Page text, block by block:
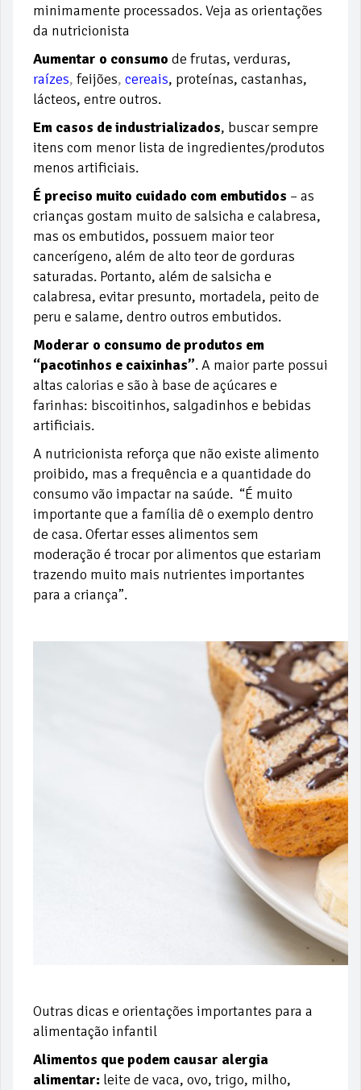
minimamente processados. Veja as orientações
da nutricionista
Aumentar o consumo de frutas, verduras,
raízes, feijões, cereais, proteínas, castanhas,
lácteos, entre outros.
Em casos de industrializados, buscar sempre
itens com menor lista de ingredientes/produtos
menos artificiais.
É preciso muito cuidado com embutidos – as
crianças gostam muito de salsicha e calabresa,
mas os embutidos, possuem maior teor
cancerígeno, além de alto teor de gorduras
saturadas. Portanto, além de salsicha e
calabresa, evitar presunto, mortadela, peito de
peru e salame, dentro outros embutidos.
Moderar o consumo de produtos em
“pacotinhos e caixinhas”. A maior parte possui
altas calorias e são à base de açúcares e
farinhas: biscoitinhos, salgadinhos e bebidas
artificiais.
A nutricionista reforça que não existe alimento
proibido, mas a frequência e a quantidade do
consumo vão impactar na saúde. “É muito
importante que a família dê o exemplo dentro
de casa. Ofertar esses alimentos sem
moderação é trocar por alimentos que estariam
trazendo muito mais nutrientes importantes
para a criança”.
Outras dicas e orientações importantes para a
alimentação infantil
Alimentos que podem causar alergia
alimentar: leite de vaca, ovo, trigo, milho,